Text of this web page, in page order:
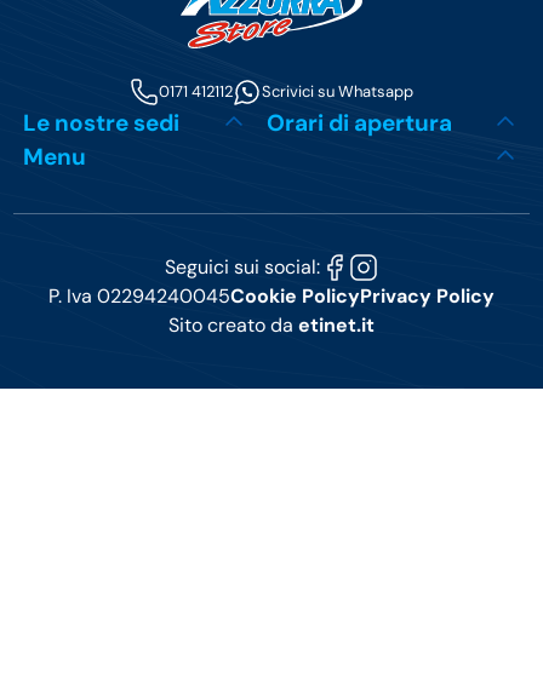
0171 412112 Scrivici su Whatsapp
Le nostre sedi
Orari di apertura
Menu
Seguici sui social:
P. Iva 02294240045Cookie PolicyPrivacy Policy
Sito creato da etinet.it